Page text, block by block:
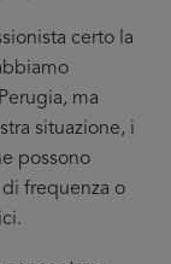
certo la
ma
situazione, i
possono
frequenza o